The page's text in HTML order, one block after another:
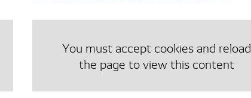
You must accept cookies and reload
the page to view this content